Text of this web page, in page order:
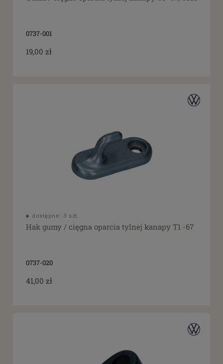
0737-001
19,00 zł
dostępne: 3 szt.
Hak gumy / cięgna oparcia tylnej kanapy T1 -67
0737-020
41,00 zł